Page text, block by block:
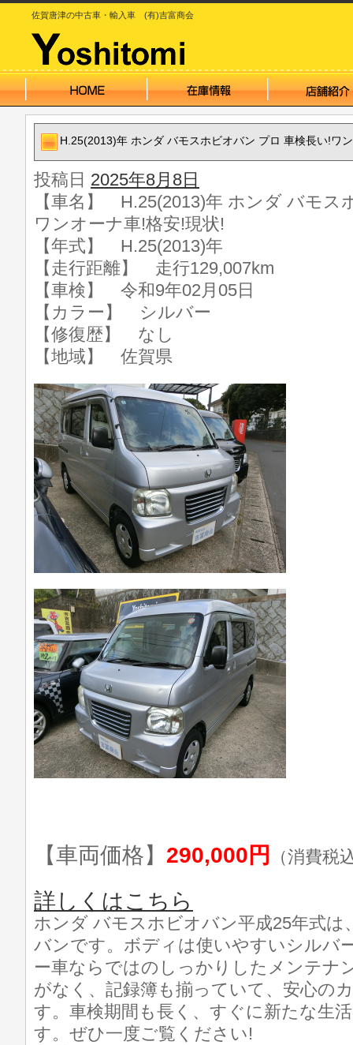
佐賀唐津の中古車・輸入車 (有)吉富商会
H.25(2013)年 ホンダ バモスホビオバン プロ 車検長い!ワ
投稿日 2025年8月8日
【車名】 H.25(2013)年 ホンダ バモス
ワンオーナ車!格安!現状!
【年式】 H.25(2013)年
【走行距離】 走行129,007km
【車検】 令和9年02月05日
【カラー】 シルバー
【修復歴】 なし
【地域】 佐賀県
【車両価格】 290,000円 （消費税
詳しくはこちら
ホンダ バモスホビオバン平成25年式は
バンです。ボディは使いやすいシルバ
ー車ならではのしっかりしたメンテナ
がなく、記録簿も揃っていて、安心の
す。車検期間も長く、すぐに新たな生
す。ぜひ一度ご覧ください!